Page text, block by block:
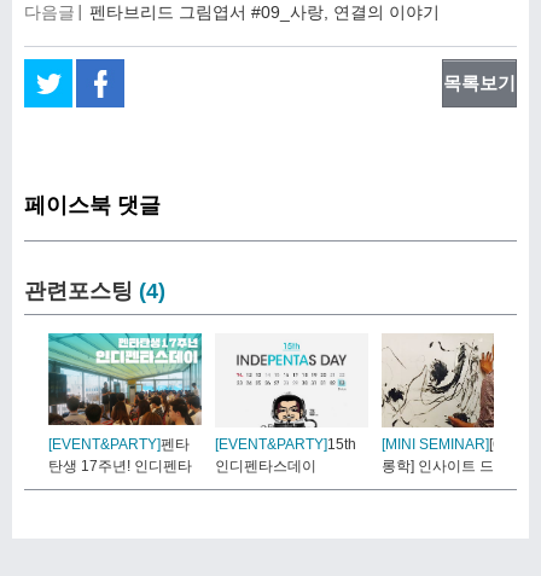
다음글
펜타브리드 그림엽서 #09_사랑, 연결의 이야기
목록보기
페이스북 댓글
관련포스팅 (4)
[EVENT&PARTY]펜타
탄생 17주년! 인디펜타
스데..
[EVENT&PARTY]15th
인디펜타스데이
[MINI SEMINAR] [6월 살
롱학] 인사이트 드로..